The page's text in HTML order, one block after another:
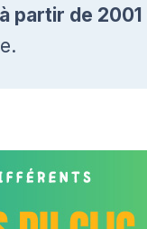
partir de 2001